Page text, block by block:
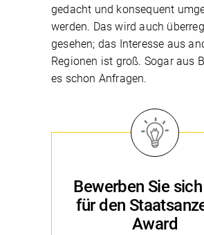
gedacht und konsequent
werden. Das wird auch
gesehen; das Interesse aus
Regionen ist groß. Sogar aus
es schon Anfragen.
Bewerben Sie
für den
Award